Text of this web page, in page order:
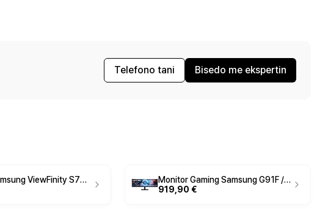
Telefono tani Bisedo me ekspertin
Monitor Samsung ViewFinity S70D / 37" / 4K UHD VA / 60Hz / 5ms / HDMI+DisplayPort - Zezë
Monitor Gaming Samsung G91F / 49" / Dual QHD LCD Super Ultra Wide / 144Hz / 1ms / HDMI+DP+USB - Zezë
919,90 €